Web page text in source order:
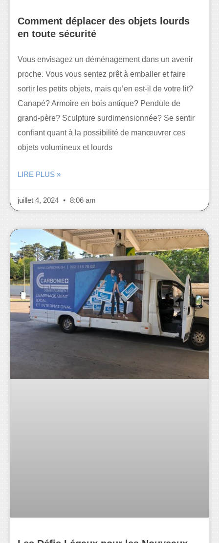
Comment déplacer des objets lourds
en toute sécurité
Vous envisagez un déménagement dans un avenir
proche. Vous vous sentez prêt à emballer et faire
sortir les petits objets, mais qu’en est-il de votre lit?
Canapé? Armoire en bois antique? Pendule de
grand-père? Sculpture surdimensionnée? Se sentir
confiant quant à la possibilité de manœuvrer ces
objets volumineux et lourds
LIRE PLUS »
juillet 4, 2024 8:06 am